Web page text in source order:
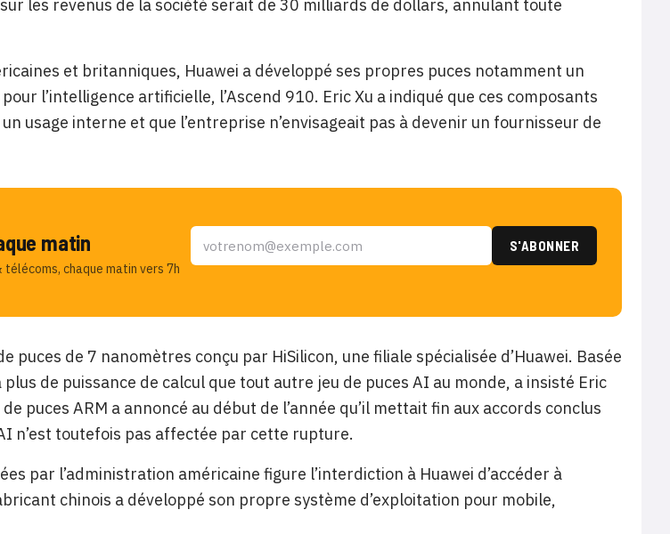
les revenus de la société serait de 30 milliards de dollars, annulant toute
et britanniques, Huawei a développé ses propres puces notamment un
l’intelligence artificielle, l’Ascend 910. Eric Xu a indiqué que ces composants
usage interne et que l’entreprise n’envisageait pas à devenir un fournisseur de
matin
chaque matin vers 7h
puces de 7 nanomètres conçu par HiSilicon, une filiale spécialisée d’Huawei. Basée
de puissance de calcul que tout autre jeu de puces AI au monde, a insisté Eric
puces ARM a annoncé au début de l’année qu’il mettait fin aux accords conclus
n’est toutefois pas affectée par cette rupture.
par l’administration américaine figure l’interdiction à Huawei d’accéder à
chinois a développé son propre système d’exploitation pour mobile,